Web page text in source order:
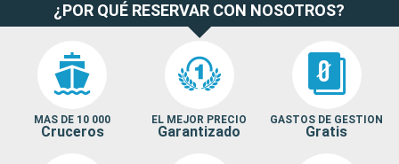
¿POR QUÉ RESERVAR CON NOSOTROS?
MAS DE 10 000
Cruceros
EL MEJOR PRECIO
Garantizado
GASTOS DE GESTION
Gratis